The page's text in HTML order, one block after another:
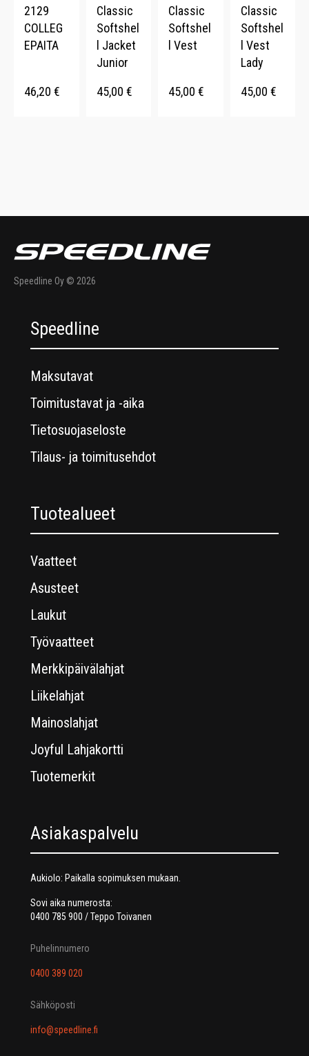
2129
COLLEG
EPAITA
46,20 €
Classic
Softshel
l Jacket
Junior
45,00 €
Classic
Softshel
l Vest
45,00 €
Classic
Softshel
l Vest
Lady
45,00 €
Speedline Oy © 2026
Speedline
Maksutavat
Toimitustavat ja -aika
Tietosuojaseloste
Tilaus- ja toimitusehdot
Tuotealueet
Vaatteet
Asusteet
Laukut
Työvaatteet
Merkkipäivälahjat
Liikelahjat
Mainoslahjat
Joyful Lahjakortti
Tuotemerkit
Asiakaspalvelu
Aukiolo: Paikalla sopimuksen mukaan.
Sovi aika numerosta:
0400 785 900 / Teppo Toivanen
Puhelinnumero
0400 389 020
Sähköposti
info@speedline.fi